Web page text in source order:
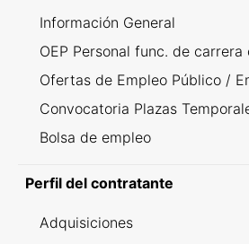
Información General
OEP Personal func. de
Ofertas de Empleo Público /
Convocatoria Plazas
Bolsa de empleo
Perfil del contratante
Adquisiciones